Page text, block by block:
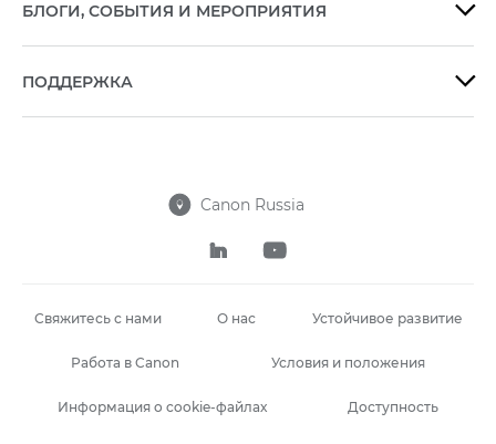
БЛОГИ, СОБЫТИЯ И МЕРОПРИЯТИЯ 
ПОДДЕРЖКА 
 Canon Russia
 
Свяжитесь с нами О нас Устойчивое развитие
Работа в Canon Условия и положения
Информация о cookie-файлах Доступность